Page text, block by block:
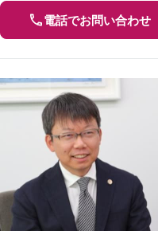
電話でお問い合わせ